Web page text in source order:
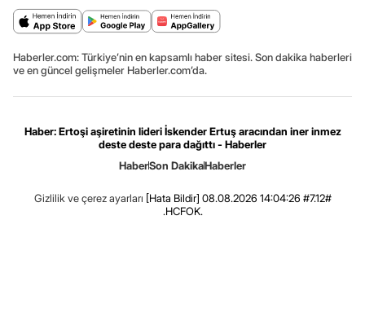
Haberler.com: Türkiye’nin en kapsamlı haber sitesi. Son dakika haberleri
ve en güncel gelişmeler Haberler.com’da.
Haber: Ertoşi aşiretinin lideri İskender Ertuş aracından iner inmez
deste deste para dağıttı - Haberler
HaberSon DakikaHaberler
Gizlilik ve çerez ayarları [Hata Bildir] 08.08.2026 14:04:26 #7.12#
.HCFOK.